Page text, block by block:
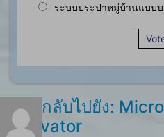
ระบบประปาหมู่บ้านแบบ
ตอบกลับไปยัง:
activator